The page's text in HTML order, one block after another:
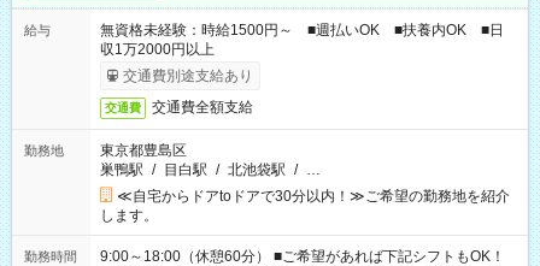
給与
無資格未経験：時給1500円～ ■週払いOK ■扶養内OK ■日
収1万2000円以上
交通費別途支給あり
交通費 交通費全額支給
勤務地
東京都豊島区
巣鴨駅 / 目白駅 / 北池袋駅 / …
≪自宅からドアtoドアで30分以内！≫ご希望の勤務地を紹介
します。
勤務時間
9:00～18:00（休憩60分） ■ご希望があれば下記シフトもOK！